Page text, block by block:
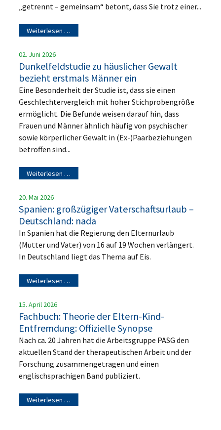
„getrennt – gemeinsam“ betont, dass Sie trotz einer...
Weiterlesen …
02. Juni 2026
Dunkelfeldstudie zu häuslicher Gewalt
bezieht erstmals Männer ein
Eine Besonderheit der Studie ist, dass sie einen
Geschlechtervergleich mit hoher Stichprobengröße
ermöglicht. Die Befunde weisen darauf hin, dass
Frauen und Männer ähnlich häufig von psychischer
sowie körperlicher Gewalt in (Ex-)Paarbeziehungen
betroffen sind...
Weiterlesen …
20. Mai 2026
Spanien: großzügiger Vaterschaftsurlaub –
Deutschland: nada
In Spanien hat die Regierung den Elternurlaub
(Mutter und Vater) von 16 auf 19 Wochen verlängert.
In Deutschland liegt das Thema auf Eis.
Weiterlesen …
15. April 2026
Fachbuch: Theorie der Eltern-Kind-
Entfremdung: Offizielle Synopse
Nach ca. 20 Jahren hat die Arbeitsgruppe PASG den
aktuellen Stand der therapeutischen Arbeit und der
Forschung zusammengetragen und einen
englischsprachigen Band publiziert.
Weiterlesen …